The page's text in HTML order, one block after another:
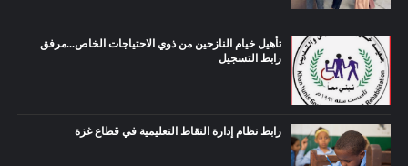
تأهيل خيام النازحين من ذوي الاحتياجات الخاص...مرفق
رابط التسجيل
رابط نظام إدارة النقاط التعليمية في قطاع غزة